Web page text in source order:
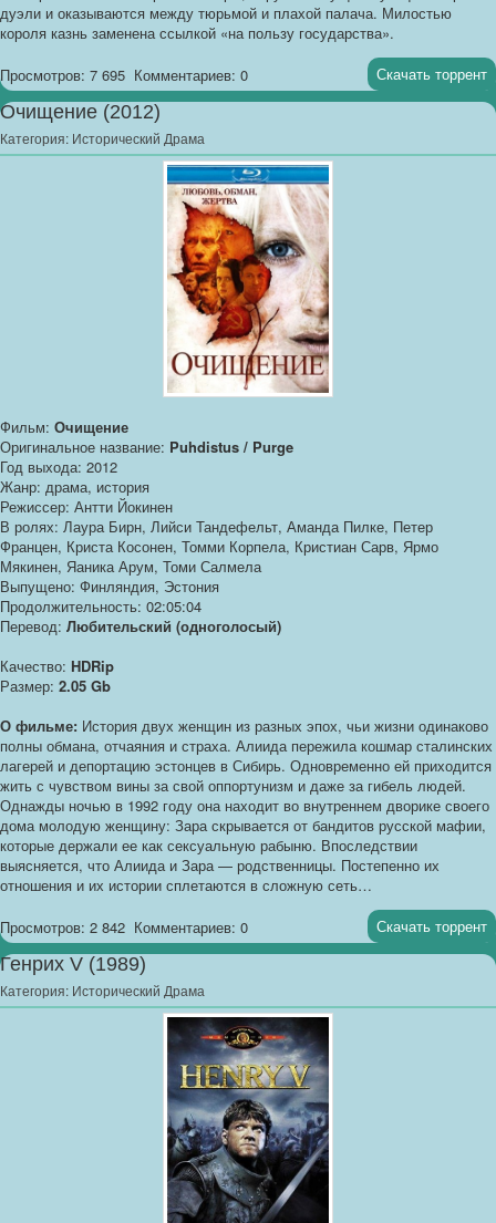
дуэли и оказываются между тюрьмой и плахой палача. Милостью
короля казнь заменена ссылкой «на пользу государства».
Просмотров: 7 695 Комментариев: 0 Скачать торрент
Очищение (2012)
Категория: Исторический Драма
Фильм: Очищение
Оригинальное название: Puhdistus / Purge
Год выхода: 2012
Жанр: драма, история
Режиссер: Антти Йокинен
В ролях: Лаура Бирн, Лийси Тандефельт, Аманда Пилке, Петер
Францен, Криста Косонен, Томми Корпела, Кристиан Сарв, Ярмо
Мякинен, Яаника Арум, Томи Салмела
Выпущено: Финляндия, Эстония
Продолжительность: 02:05:04
Перевод: Любительский (одноголосый)
Качество: HDRip
Размер: 2.05 Gb
О фильме: История двух женщин из разных эпох, чьи жизни одинаково
полны обмана, отчаяния и страха. Алиида пережила кошмар сталинских
лагерей и депортацию эстонцев в Сибирь. Одновременно ей приходится
жить с чувством вины за свой оппортунизм и даже за гибель людей.
Однажды ночью в 1992 году она находит во внутреннем дворике своего
дома молодую женщину: Зара скрывается от бандитов русской мафии,
которые держали ее как сексуальную рабыню. Впоследствии
выясняется, что Алиида и Зара — родственницы. Постепенно их
отношения и их истории сплетаются в сложную сеть…
Просмотров: 2 842 Комментариев: 0 Скачать торрент
Генрих V (1989)
Категория: Исторический Драма